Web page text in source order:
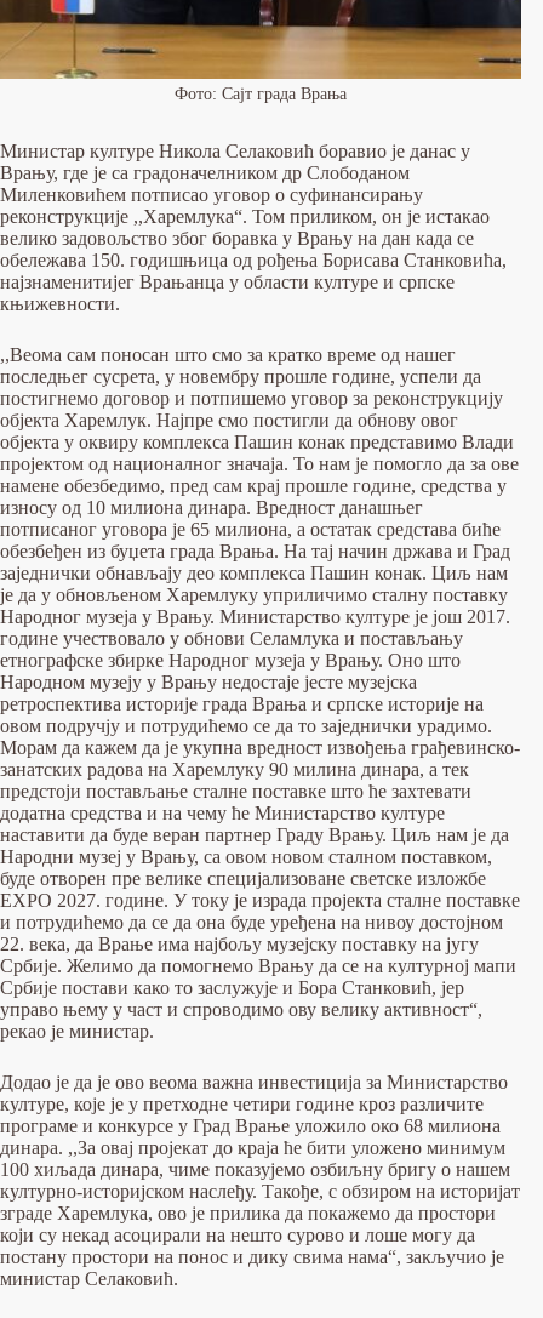
Фото: Сајт града Врања
Министар културе Никола Селаковић боравио је данас у
Врању, где је са градоначелником др Слободаном
Миленковићем потписао уговор о суфинансирању
реконструкције ,,Харемлука“. Том приликом, он је истакао
велико задовољство због боравка у Врању на дан када се
обележава 150. годишњица од рођења Борисава Станковића,
најзнаменитијег Врањанца у области културе и српске
књижевности.
,,Веома сам поносан што смо за кратко време од нашег
последњег сусрета, у новембру прошле године, успели да
постигнемо договор и потпишемо уговор за реконструкцију
објекта Харемлук. Најпре смо постигли да обнову овог
објекта у оквиру комплекса Пашин конак представимо Влади
пројектом од националног значаја. То нам је помогло да за ове
намене обезбедимо, пред сам крај прошле године, средства у
износу од 10 милиона динара. Вредност данашњег
потписаног уговора је 65 милиона, а остатак средстава биће
обезбеђен из буџета града Врања. На тај начин држава и Град
заједнички обнављају део комплекса Пашин конак. Циљ нам
је да у обновљеном Харемлуку уприличимо сталну поставку
Народног музеја у Врању. Министарство културе је још 2017.
године учествовало у обнови Селамлука и постављању
етнографске збирке Народног музеја у Врању. Оно што
Народном музеју у Врању недостаје јесте музејска
ретроспектива историје града Врања и српске историје на
овом подручју и потрудићемо се да то заједнички урадимо.
Морам да кажем да је укупна вредност извођења грађевинско-
занатских радова на Харемлуку 90 милина динара, а тек
предстоји постављање сталне поставке што ће захтевати
додатна средства и на чему ће Министарство културе
наставити да буде веран партнер Граду Врању. Циљ нам је да
Народни музеј у Врању, са овом новом сталном поставком,
буде отворен пре велике специјализоване светске изложбе
ЕXPO 2027. године. У току је израда пројекта сталне поставке
и потрудићемо да се да она буде уређена на нивоу достојном
22. века, да Врање има најбољу музејску поставку на југу
Србије. Желимо да помогнемо Врању да се на културној мапи
Србије постави како то заслужује и Бора Станковић, јер
управо њему у част и спроводимо ову велику активност“,
рекао је министар.
Додао је да је ово веома важна инвестиција за Министарство
културе, које је у претходне четири године кроз различите
програме и конкурсе у Град Врање уложило око 68 милиона
динара. ,,За овај пројекат до краја ће бити уложено минимум
100 хиљада динара, чиме показујемо озбиљну бригу о нашем
културно-историјском наслеђу. Такође, с обзиром на историјат
зграде Харемлука, ово је прилика да покажемо да простори
који су некад асоцирали на нешто сурово и лоше могу да
постану простори на понос и дику свима нама“, закључио је
министар Селаковић.